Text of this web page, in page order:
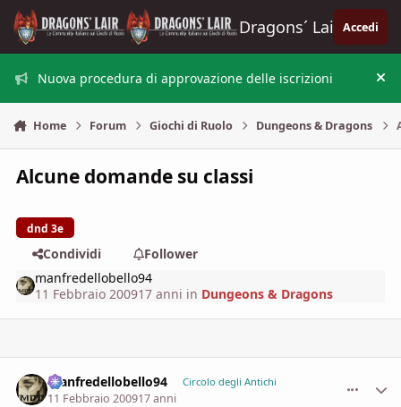
Vai al contenuto
Dragons´ Lair Accedi
Nuova procedura di approvazione delle iscrizioni
Home Forum Giochi di Ruolo Dungeons & Dragons
Alcune domande su classi
dnd 3e
Condividi
Follower
manfredellobello94
11 Febbraio 200917 anni in Dungeons & Dragons
manfredellobello94 Circolo degli Antichi
11 Febbraio 200917 anni